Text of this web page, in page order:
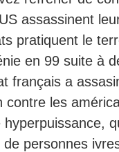
assassinent
pratiquent le
en 99 suite à
français a
contre les
hyperpuissance,
personnes